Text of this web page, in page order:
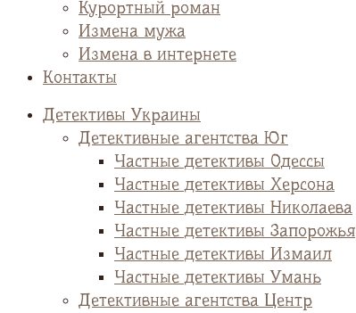
Курортный роман
Измена мужа
Измена в интернете
Контакты
Детективы Украины
Детективные агентства Юг
Частные детективы Одессы
Частные детективы Херсона
Частные детективы Николаева
Частные детективы Запорожья
Частные детективы Измаил
Частные детективы Умань
Детективные агентства Центр